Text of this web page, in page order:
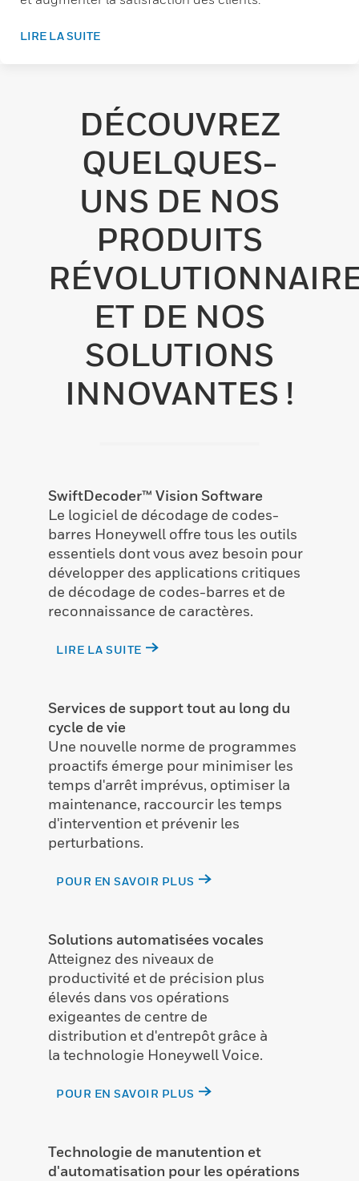
LIRE LA SUITE
DÉCOUVREZ
QUELQUES-
UNS DE NOS
PRODUITS
ET DE NOS
SOLUTIONS
INNOVANTES !
SwiftDecoder™ Vision Software
Le logiciel de décodage de codes-
barres Honeywell offre tous les outils
essentiels dont vous avez besoin pour
développer des applications critiques
de décodage de codes-barres et de
reconnaissance de caractères.
LIRE LA SUITE
Services de support tout au long du
cycle de vie
Une nouvelle norme de programmes
proactifs émerge pour minimiser les
temps d'arrêt imprévus, optimiser la
maintenance, raccourcir les temps
d'intervention et prévenir les
perturbations.
POUR EN SAVOIR PLUS
Solutions automatisées vocales
Atteignez des niveaux de
productivité et de précision plus
élevés dans vos opérations
exigeantes de centre de
distribution et d'entrepôt grâce à
la technologie Honeywell Voice.
POUR EN SAVOIR PLUS
Technologie de manutention et
d'automatisation pour les opérations